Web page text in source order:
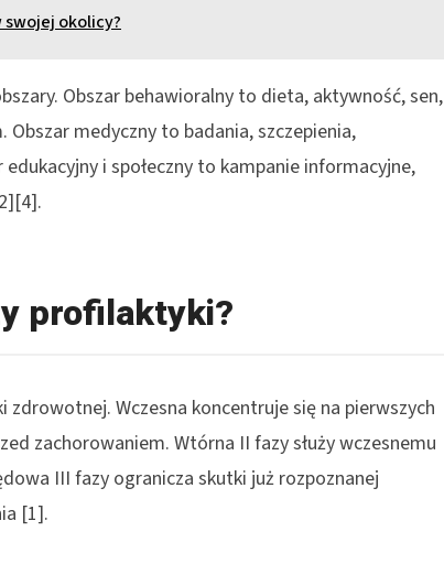
swojej okolicy?
Obszar behawioralny to dieta, aktywność, sen,
medyczny to badania, szczepienia,
i społeczny to kampanie informacyjne,
profilaktyki?
Wczesna koncentruje się na pierwszych
zachorowaniem. Wtórna II fazy służy wczesnemu
III fazy ogranicza skutki już rozpoznanej
[1].